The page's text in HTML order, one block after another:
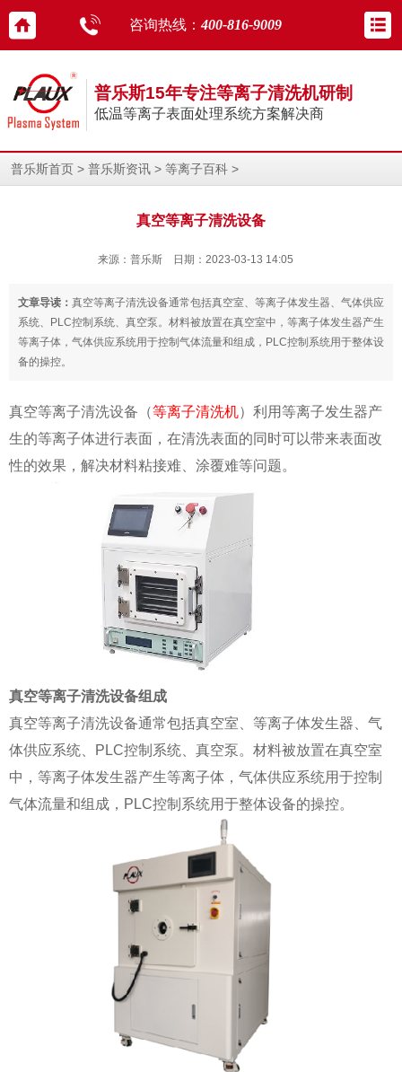
咨询热线： 400-816-9009
普乐斯15年专注等离子清洗机研制
低温等离子表面处理系统方案解决商
普乐斯首页 > 普乐斯资讯 > 等离子百科 >
真空等离子清洗设备
来源：普乐斯 日期：2023-03-13 14:05
文章导读： 真空等离子清洗设备通常包括真空室、等离子体发生器、气体供应
系统、PLC控制系统、真空泵。材料被放置在真空室中，等离子体发生器产生
等离子体，气体供应系统用于控制气体流量和组成，PLC控制系统用于整体设
备的操控。
真空等离子清洗设备（等离子清洗机）利用等离子发生器产
生的等离子体进行表面，在清洗表面的同时可以带来表面改
性的效果，解决材料粘接难、涂覆难等问题。
真空等离子清洗设备组成
真空等离子清洗设备通常包括真空室、等离子体发生器、气
体供应系统、PLC控制系统、真空泵。材料被放置在真空室
中，等离子体发生器产生等离子体，气体供应系统用于控制
气体流量和组成，PLC控制系统用于整体设备的操控。